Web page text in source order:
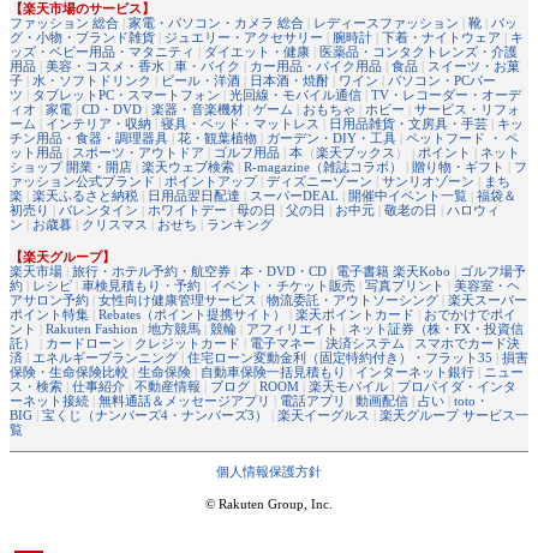
【楽天市場のサービス】
ファッション 総合
家電・パソコン・カメラ 総合 レディースファッション 靴
バッ
グ・小物・ブランド雑貨
ジュエリー・アクセサリー 腕時計 下着・ナイトウェア
キ
ッズ・ベビー用品・マタニティ
ダイエット・健康
医薬品・コンタクトレンズ・介護
用品
美容・コスメ・香水 車・バイク カー用品・バイク用品 食品
スイーツ・お菓
子
水・ソフトドリンク ビール・洋酒 日本酒・焼酎 ワイン
パソコン・PCパー
ツ
タブレットPC・スマートフォン 光回線・モバイル通信
TV・レコーダー・オーデ
ィオ
家電 CD・DVD 楽器・音楽機材 ゲーム おもちゃ ホビー
サービス・リフォ
ーム
インテリア・収納 寝具・ベッド・マットレス 日用品雑貨・文房具・手芸
キッ
チン用品・食器・調理器具
花・観葉植物 ガーデン・DIY・工具
ペットフード ・ ペ
ット用品
スポーツ・アウトドア ゴルフ用品 本 （楽天ブックス ） | ポイント
ネット
ショップ 開業・開店
楽天ウェブ検索 R-magazine（雑誌コラボ） 贈り物・ギフト
フ
ァッション公式ブランド
ポイントアップ ディズニーゾーン サンリオゾーン
まち
楽
楽天ふるさと納税 日用品翌日配達 スーパーDEAL 開催中イベント一覧
福袋＆
初売り
バレンタイン ホワイトデー 母の日 父の日 お中元 敬老の日
ハロウィ
ン
お歳暮 クリスマス おせち ランキング
【楽天グループ】
楽天市場
旅行・ホテル予約・航空券 本・DVD・CD 電子書籍 楽天Kobo
ゴルフ場予
約
レシピ 車検見積もり・予約 イベント・チケット販売 写真プリント
美容室・ヘ
アサロン予約
女性向け健康管理サービス 物流委託・アウトソーシング
楽天スーパー
ポイント特集
Rebates（ポイント提携サイト） 楽天ポイントカード
おでかけでポイ
ント
Rakuten Fashion 地方競馬 競輪 アフィリエイト
ネット証券（株・FX・投資信
託）
カードローン クレジットカード 電子マネー 決済システム
スマホでカード決
済
エネルギープランニング 住宅ローン変動金利（固定特約付き）・フラット35
損害
保険・生命保険比較
生命保険 自動車保険一括見積もり インターネット銀行
ニュー
ス・検索
仕事紹介 不動産情報 ブログ ROOM 楽天モバイル
プロバイダ・インタ
ーネット接続
無料通話＆メッセージアプリ 電話アプリ 動画配信 占い
toto・
BIG
宝くじ（ナンバーズ4・ナンバーズ3） 楽天イーグルス
楽天グループ サービス一
覧
個人情報保護方針
© Rakuten Group, Inc.